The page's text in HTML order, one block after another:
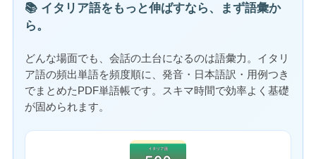
📚 イタリア語をもっと伸ばすなら、まず語彙か
ら。
どんな場面でも、会話の土台になるのは語彙力。イタリ
ア語の頻出単語を頻度順に、発音・日本語訳・用例つき
でまとめたPDF単語帳です。スキマ時間で効率よく基礎
が固められます。